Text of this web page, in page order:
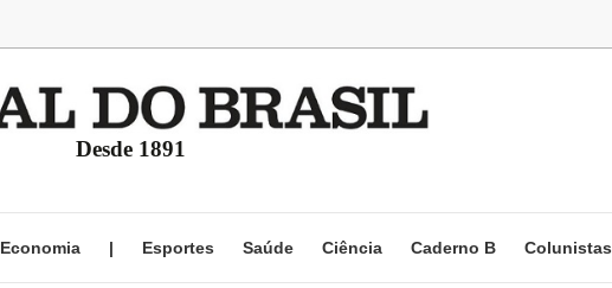
Desde 1891
Economia | Esportes Saúde Ciência Caderno B Colunistas